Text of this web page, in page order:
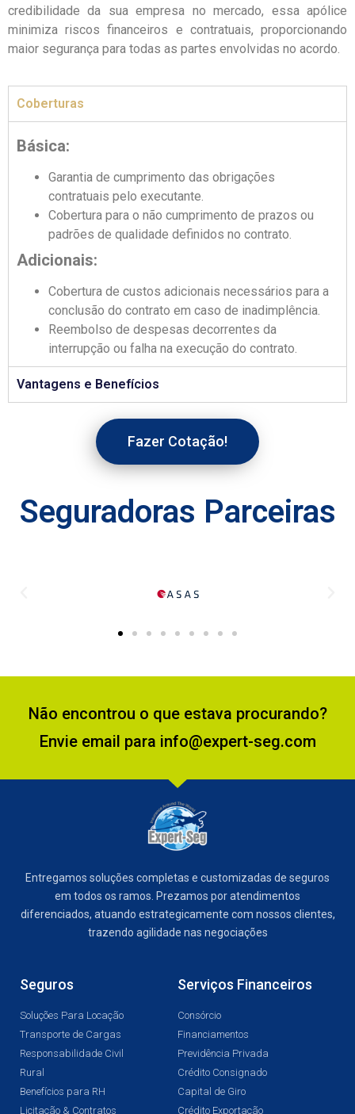
credibilidade da sua empresa no mercado, essa apólice
minimiza riscos financeiros e contratuais, proporcionando
maior segurança para todas as partes envolvidas no acordo.
Coberturas
Básica:
Garantia de cumprimento das obrigações
contratuais pelo executante.
Cobertura para o não cumprimento de prazos ou
padrões de qualidade definidos no contrato.
Adicionais:
Cobertura de custos adicionais necessários para a
conclusão do contrato em caso de inadimplência.
Reembolso de despesas decorrentes da
interrupção ou falha na execução do contrato.
Vantagens e Benefícios
Fazer Cotação!
Seguradoras Parceiras
Não encontrou o que estava procurando?
Envie email para info@expert-seg.com
Entregamos soluções completas e customizadas de seguros
em todos os ramos. Prezamos por atendimentos
diferenciados, atuando estrategicamente com nossos clientes,
trazendo agilidade nas negociações
Seguros
Soluções Para Locação
Transporte de Cargas
Responsabilidade Civil
Rural
Benefícios para RH
Licitação & Contratos
Serviços Financeiros
Consórcio
Financiamentos
Previdência Privada
Crédito Consignado
Capital de Giro
Crédito Exportação